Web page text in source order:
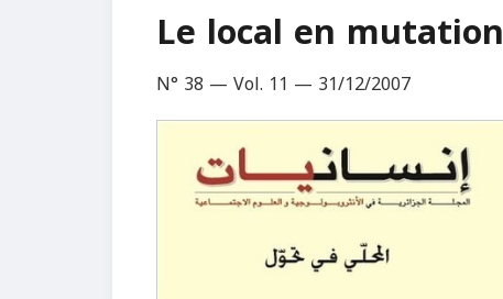
Le local en mutation
N° 38 — Vol. 11 — 31/12/2007